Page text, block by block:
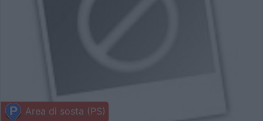
Area di sosta (PS)